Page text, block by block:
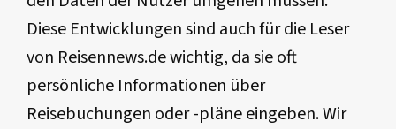
Diese Entwicklungen sind auch für die Leser
von Reisennews.de wichtig, da sie oft
persönliche Informationen über
Reisebuchungen oder -pläne eingeben. Wir